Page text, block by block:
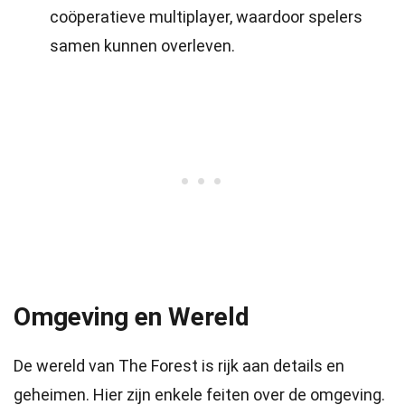
coöperatieve multiplayer, waardoor spelers
samen kunnen overleven.
Omgeving en Wereld
De wereld van The Forest is rijk aan details en
geheimen. Hier zijn enkele feiten over de omgeving.